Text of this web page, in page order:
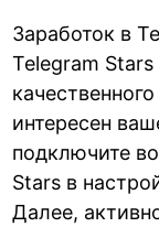
Заработок в
Telegram Stars
интересен
подключите
Stars в
Далее,